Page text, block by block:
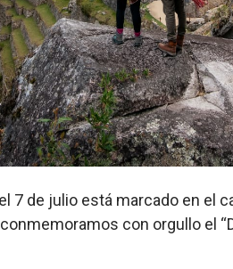
7 de julio está marcado en el
con orgullo el